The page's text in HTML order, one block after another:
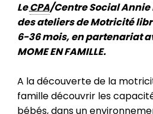
LeCPA/Centre Social
des ateliers de Motricité
6-36 mois, en partenariat
MOME EN FAMILLE.
A la découverte de la
famille découvrir les
bébés, dans un